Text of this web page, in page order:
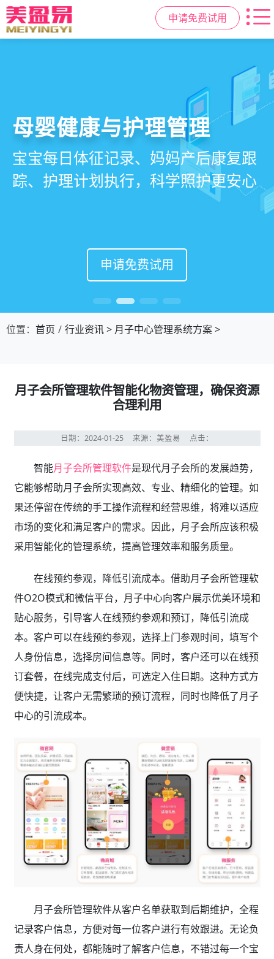
申请免费试用
智慧月子中心管理系统
一站式解决月子中心入住、护理、
餐饮、会员、财务、营销全流程管
理
申请免费试用
母婴健康与护理管理
宝宝每日体征记录、妈妈产后康复跟
踪、护理计划执行，科学照护更安心
申请免费试用
房态与预约管理
在线选房、预约入住、智能排房、资
源调度，提升入住率与客户满意度
申请免费试用
会员营销与智能锁客
会员积分、套餐定制、精准营销、客
户关怀，提升复购与转介绍
申请免费试用
位置： 首页 行业资讯> 月子中心管理系统方案>
月子会所管理软件智能化物资管理，确保资源
合理利用
日期：2024-01-25 来源：美盈易 点击：
智能月子会所管理软件是现代月子会所的发展趋势，
它能够帮助月子会所实现高效、专业、精细化的管理。如
果还停留在传统的手工操作流程和经营思维，将难以适应
市场的变化和满足客户的需求。因此，月子会所应该积极
采用智能化的管理系统，提高管理效率和服务质量。
在线预约参观，降低引流成本。借助月子会所管理软
件O2O模式和微信平台，月子中心向客户展示优美环境和
贴心服务，引导客人在线预约参观和预订，降低引流成
本。客户可以在线预约参观，选择上门参观时间，填写个
人身份信息，选择房间信息等。同时，客户还可以在线预
订套餐，在线完成支付后，可选定入住日期。这种方式方
便快捷，让客户无需繁琐的预订流程，同时也降低了月子
中心的引流成本。
月子会所管理软件从客户名单获取到后期维护，全程
记录客户信息，方便对每一位客户进行有效跟进。无论负
责人身在何处，都能随时了解客户信息，不错过每一个宝